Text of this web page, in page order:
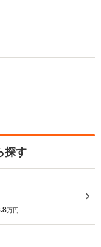
探す
万円